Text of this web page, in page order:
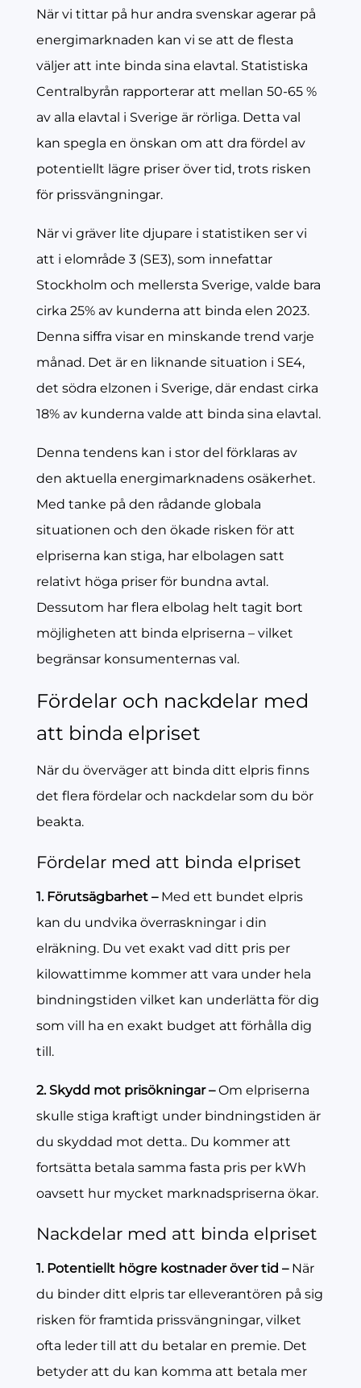
När vi tittar på hur andra svenskar agerar på
energimarknaden kan vi se att de flesta
väljer att inte binda sina elavtal. Statistiska
Centralbyrån rapporterar att mellan 50-65 %
av alla elavtal i Sverige är rörliga. Detta val
kan spegla en önskan om att dra fördel av
potentiellt lägre priser över tid, trots risken
för prissvängningar.
När vi gräver lite djupare i statistiken ser vi
att i elområde 3 (SE3), som innefattar
Stockholm och mellersta Sverige, valde bara
cirka 25% av kunderna att binda elen 2023.
Denna siffra visar en minskande trend varje
månad. Det är en liknande situation i SE4,
det södra elzonen i Sverige, där endast cirka
18% av kunderna valde att binda sina elavtal.
Denna tendens kan i stor del förklaras av
den aktuella energimarknadens osäkerhet.
Med tanke på den rådande globala
situationen och den ökade risken för att
elpriserna kan stiga, har elbolagen satt
relativt höga priser för bundna avtal.
Dessutom har flera elbolag helt tagit bort
möjligheten att binda elpriserna – vilket
begränsar konsumenternas val.
Fördelar och nackdelar med
att binda elpriset
När du överväger att binda ditt elpris finns
det flera fördelar och nackdelar som du bör
beakta.
Fördelar med att binda elpriset
1. Förutsägbarhet –Med ett bundet elpris
kan du undvika överraskningar i din
elräkning. Du vet exakt vad ditt pris per
kilowattimme kommer att vara under hela
bindningstiden vilket kan underlätta för dig
som vill ha en exakt budget att förhålla dig
till.
2. Skydd mot prisökningar –Om elpriserna
skulle stiga kraftigt under bindningstiden är
du skyddad mot detta.. Du kommer att
fortsätta betala samma fasta pris per kWh
oavsett hur mycket marknadspriserna ökar.
Nackdelar med att binda elpriset
1. Potentiellt högre kostnader över tid –När
du binder ditt elpris tar elleverantören på sig
risken för framtida prissvängningar, vilket
ofta leder till att du betalar en premie. Det
betyder att du kan komma att betala mer